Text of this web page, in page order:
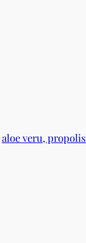
aloe veru, propolis